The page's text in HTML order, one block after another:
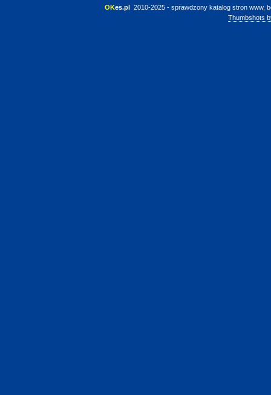
OKes.pl 2010-2025 - sprawdzony katalog stron www,
Thumbshots